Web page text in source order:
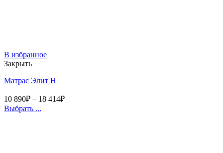
В избранное
Закрыть
Матрас Элит Н
10 890₽ – 18 414₽
Выбрать ...